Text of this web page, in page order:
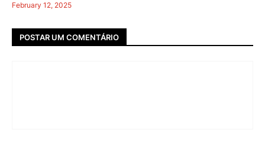
February 12, 2025
POSTAR UM COMENTÁRIO